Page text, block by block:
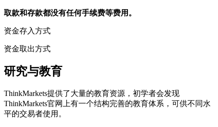
取款和存款都没有任何手续费等费用。
资金存入方式
资金取出方式
研究与教育
ThinkMarkets提供了大量的教育资源，初学者会发现
ThinkMarkets官网上有一个结构完善的教育体系，可供不同水
平的交易者使用。